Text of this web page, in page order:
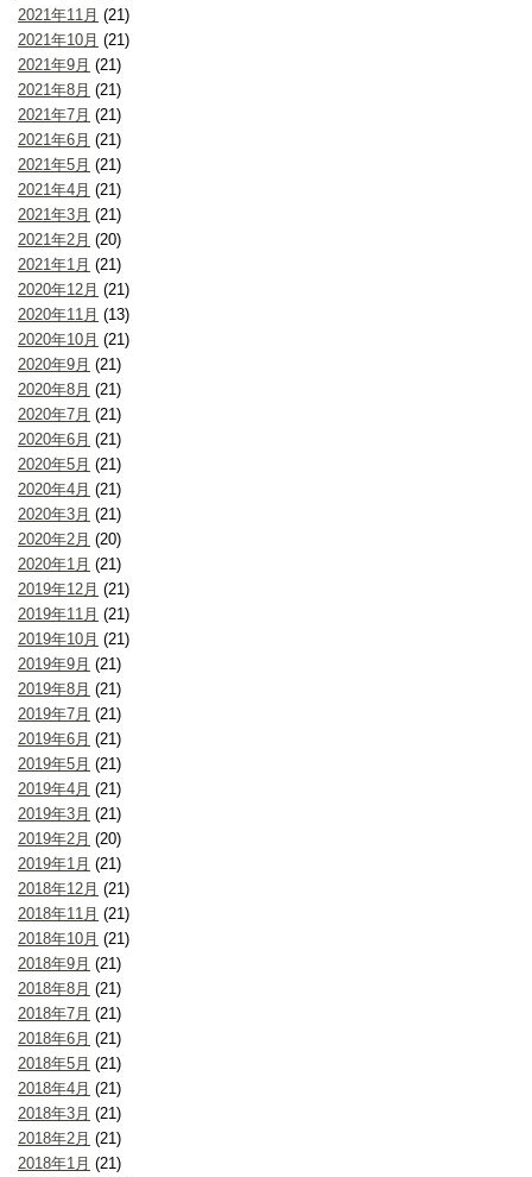
2021年11月 (21)
2021年10月 (21)
2021年9月 (21)
2021年8月 (21)
2021年7月 (21)
2021年6月 (21)
2021年5月 (21)
2021年4月 (21)
2021年3月 (21)
2021年2月 (20)
2021年1月 (21)
2020年12月 (21)
2020年11月 (13)
2020年10月 (21)
2020年9月 (21)
2020年8月 (21)
2020年7月 (21)
2020年6月 (21)
2020年5月 (21)
2020年4月 (21)
2020年3月 (21)
2020年2月 (20)
2020年1月 (21)
2019年12月 (21)
2019年11月 (21)
2019年10月 (21)
2019年9月 (21)
2019年8月 (21)
2019年7月 (21)
2019年6月 (21)
2019年5月 (21)
2019年4月 (21)
2019年3月 (21)
2019年2月 (20)
2019年1月 (21)
2018年12月 (21)
2018年11月 (21)
2018年10月 (21)
2018年9月 (21)
2018年8月 (21)
2018年7月 (21)
2018年6月 (21)
2018年5月 (21)
2018年4月 (21)
2018年3月 (21)
2018年2月 (21)
2018年1月 (21)